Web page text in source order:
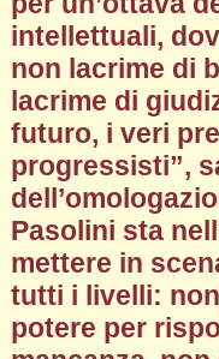
intellettuali,
non lacrime di
lacrime di
futuro, i veri
progressisti”,
Pasolini sta
mettere in
tutti i livelli:
potere per